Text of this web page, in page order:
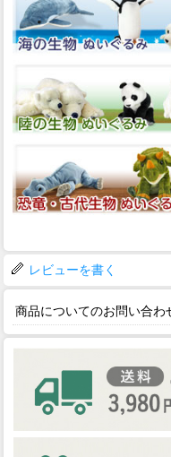
レビューを書く
商品についてのお問い合わ